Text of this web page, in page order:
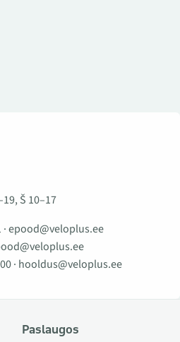
Š 10–17
·epood@veloplus.ee
· hooldus@veloplus.ee
Paslaugos